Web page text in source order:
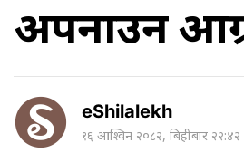
अपनाउन
eShilalekh
१६ आश्विन २०८२, बिहीबार २२:४२